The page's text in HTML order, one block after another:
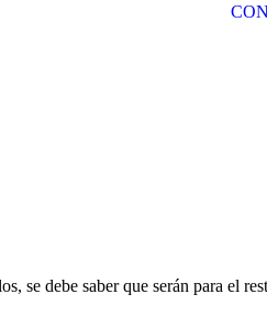
se debe saber que serán para el